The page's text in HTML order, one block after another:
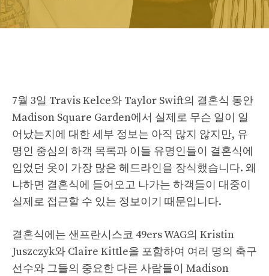
7월 3일 Travis Kelce와 Taylor Swift의 결혼식 동안
Madison Square Garden에서 실제로 무슨 일이 일
어났는지에 대한 세부 정보는 아직 많지 않지만, 유
명인 중심의 하객 목록과 이들 유명인들이 결혼식에
입었던 옷이 가장 많은 헤드라인을 장식했습니다. 왜
냐하면 결혼식에 들어오고 나가는 하객들이 대중이
실제로 접근할 수 있는 정보이기 때문입니다.
결혼식에는 샌프란시스코 49ers WAG의 Kristin
Juszczyk와 Claire Kittle을 포함하여 여러 명의 축구
선수와 그들의 중요한 다른 사람들이 Madison